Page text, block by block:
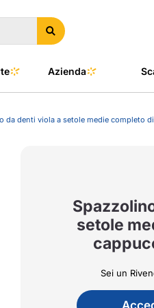
Azienda
da denti viola a setole medie completo
setole
Sei un